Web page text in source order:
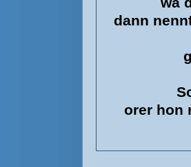
dann
orer hon